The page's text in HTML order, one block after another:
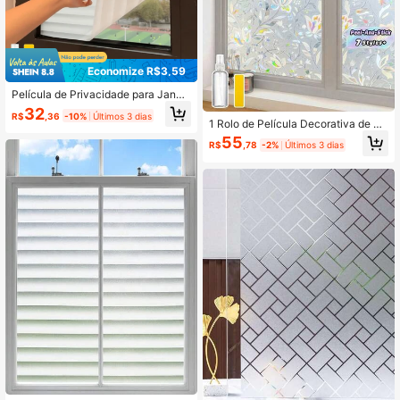
Economize R$3,59
Película de Privacidade para Janel
a, Película Estática Tipo Persiana c
om Proteção UV, Removível para C
R$32 ,36 -10% Últimos 3 dias
1 Rolo de Película Decorativa de Vi
dro Colorido para Janela, Adesivo Is
olante Térmico para Janela, Decalq
Estática Adequado para Inquilinos,
Tulipa Arco-Íris
R$55,78 -2% Últimos 3 dias